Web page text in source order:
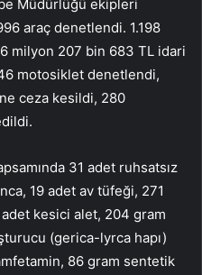
Müdürlüğü ekipleri
araç denetlendi. 1.198
milyon 207 bin 683 TL idari
motosiklet denetlendi,
ceza kesildi, 280
31 adet ruhsatsız
19 adet av tüfeği, 271
kesici alet, 204 gram
(gerica-lyrca hapı)
86 gram sentetik